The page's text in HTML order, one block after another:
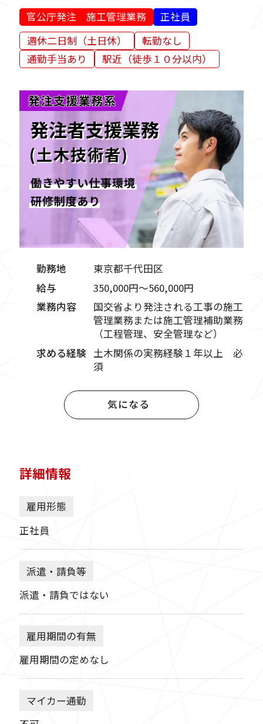
官公庁発注 施工管理業務
正社員
週休二日制（土日休）
転勤なし
通勤手当あり
駅近（徒歩１０分以内）
勤務地
東京都千代田区
給与
350,000円〜560,000円
業務内容
国交省より発注される工事の施工
管理業務または施工管理補助業務
（工程管理、安全管理など）
求める経験 土木関係の実務経験１年以上 必
須
気になる
詳細情報
雇用形態
正社員
派遣・請負等
派遣・請負ではない
雇用期間の有無
雇用期間の定めなし
マイカー通勤